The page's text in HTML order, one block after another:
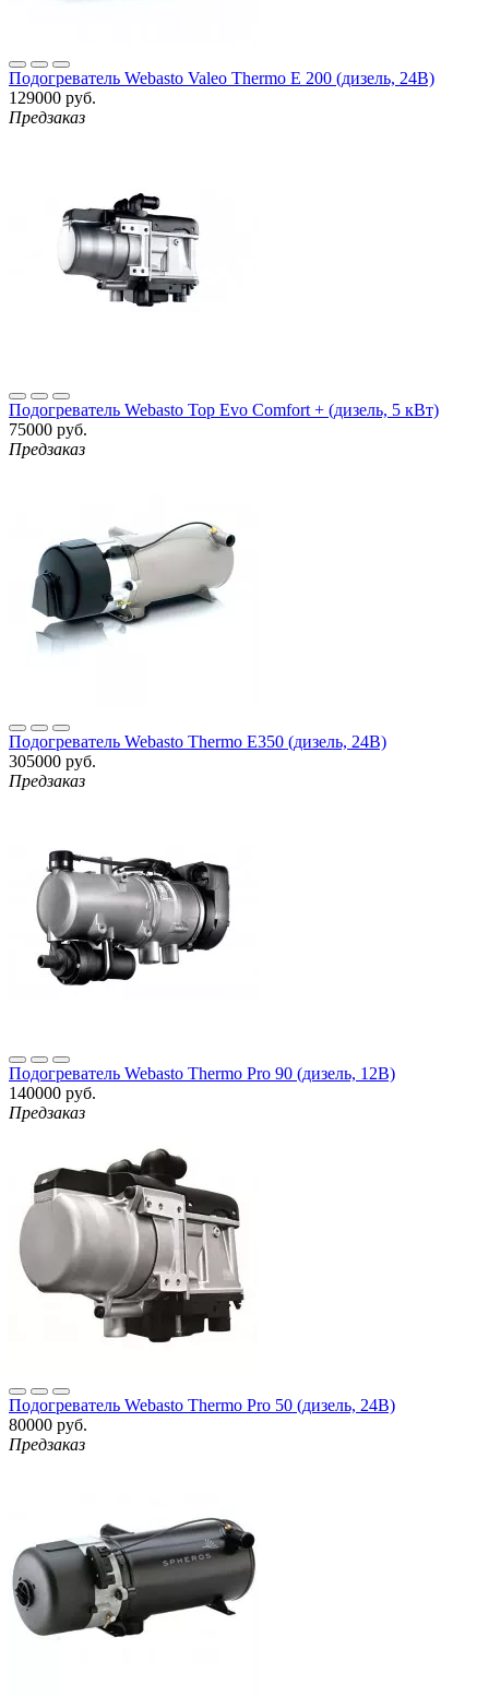
Подогреватель Webasto Valeo Thermo E 200 (дизель, 24В)
129000 руб.
Предзаказ
Подогреватель Webasto Top Evo Comfort + (дизель, 5 кВт)
75000 руб.
Предзаказ
Подогреватель Webasto Thermo E350 (дизель, 24В)
305000 руб.
Предзаказ
Подогреватель Webasto Thermo Pro 90 (дизель, 12В)
140000 руб.
Предзаказ
Подогреватель Webasto Thermo Pro 50 (дизель, 24В)
80000 руб.
Предзаказ